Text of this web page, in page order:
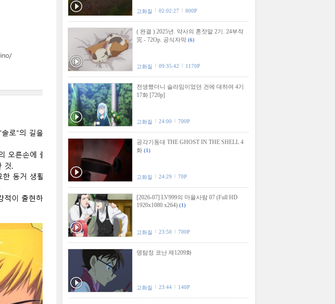
고화질 02:02:27 800P
( 완결 ) 2025년. 약사의 혼잣말 2기. 24부작
完 - 72Op. 공식자막 (6)
고화질 09:35:42 1170P
전생했더니 슬라임이었던 건에 대하여 4기
17화 [720p]
고화질 24:00 700P
공각기동대 THE GHOST IN THE SHELL 4
화 (1)
고화질 24:29 70P
[2026-07] LV999의 마을사람 07 (Full HD
1920x1080 x264) (1)
고화질 23:50 700P
명탐정 코난 제1209화
고화질 23:44 140P